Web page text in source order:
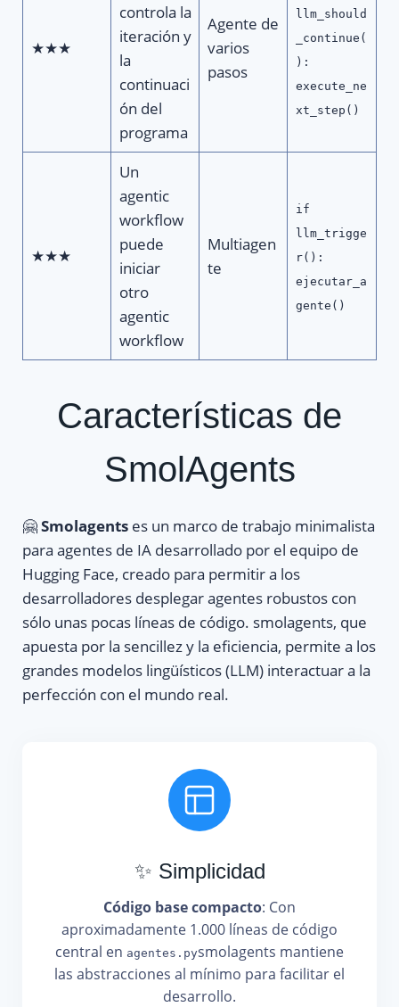
★★★
controla la
iteración y
la
continuaci
ón del
programa
Agente de
varios
pasos
llm_should
_continue(
):
execute_ne
xt_step()
★★★
Un
agentic
workflow
puede
iniciar
otro
agentic
workflow
Multiagen
te
if
llm_trigge
r():
ejecutar_a
gente()
Características de
SmolAgents
🤗Smolagents es un marco de trabajo minimalista
para agentes de IA desarrollado por el equipo de
Hugging Face, creado para permitir a los
desarrolladores desplegar agentes robustos con
sólo unas pocas líneas de código. smolagents, que
apuesta por la sencillez y la eficiencia, permite a los
grandes modelos lingüísticos (LLM) interactuar a la
perfección con el mundo real.
✨ Simplicidad
Código base compacto: Con
aproximadamente 1.000 líneas de código
central en agentes.pysmolagents mantiene
las abstracciones al mínimo para facilitar el
desarrollo.